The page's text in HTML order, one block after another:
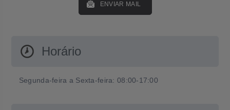
ENVIAR MAIL
Horário
Segunda-feira a Sexta-feira: 08:00-17:00